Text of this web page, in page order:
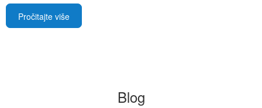
Pročitajte više
Blog